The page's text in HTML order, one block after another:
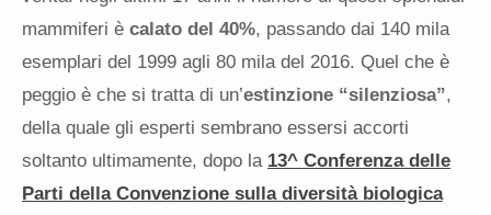
mammiferi è calato del 40%, passando dai 140 mila
esemplari del 1999 agli 80 mila del 2016. Quel che è
peggio è che si tratta di un’estinzione “silenziosa”,
della quale gli esperti sembrano essersi accorti
soltanto ultimamente, dopo la 13^ Conferenza delle
Parti della Convenzione sulla diversità biologica